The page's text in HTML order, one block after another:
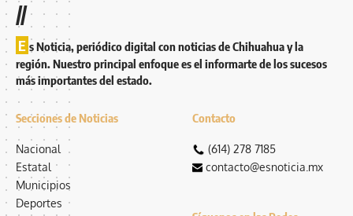
//
E s Noticia, periódico digital con noticias de Chihuahua y la
región. Nuestro principal enfoque es el informarte de los sucesos
más importantes del estado.
Secciones de Noticias
Nacional
Estatal
Municipios
Deportes
Contacto
(614) 278 7185
contacto@esnoticia.mx